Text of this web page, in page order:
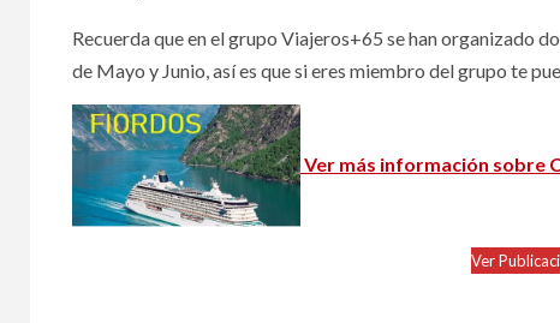
Recuerda que en el grupo Viajeros+65 se han organizado
de Mayo y Junio, así es que si eres miembro del grupo te
Ver más información sobre
Ver